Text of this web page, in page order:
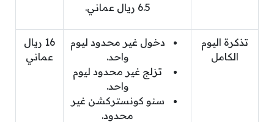
6.5 ريال عماني.
تذكرة اليوم
الكامل
دخول غير محدود ليوم
واحد.
تزلج غير محدود ليوم
واحد.
سنو كونستركشن غير
محدود.
16 ريال
عماني